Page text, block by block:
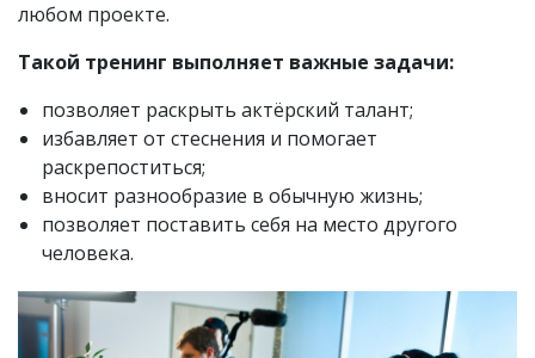
любом проекте.
Такой тренинг выполняет важные задачи:
позволяет раскрыть актёрский талант;
избавляет от стеснения и помогает
раскрепоститься;
вносит разнообразие в обычную жизнь;
позволяет поставить себя на место другого
человека.